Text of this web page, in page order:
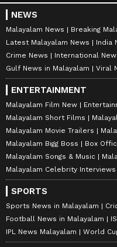
NEWS
Malayalam News
Breaking
Latest Malayalam News
India
Crime News
International
Gulf News in Malayalam
Viral
ENTERTAINMENT
Malayalam Film New
Malayalam Short Films
Malayalam Movie Trailers
Malayalam Bigg Boss
Box
Malayalam Songs & Music
Malayalam Celebrity Interviews
SPORTS
Sports News in Malayalam
Football News in Malayalam
IPL News Malayalam
World